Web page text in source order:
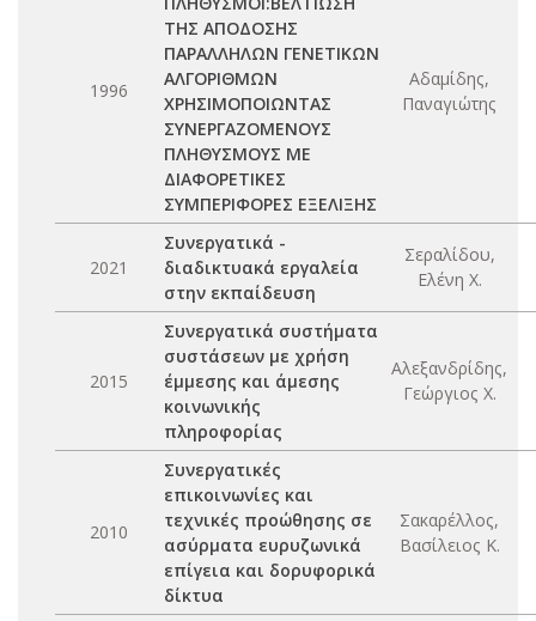
1996
ΤΗΣ ΑΠΟΔΟΣΗΣ
ΠΑΡΑΛΛΗΛΩΝ ΓΕΝΕΤΙΚΩΝ
ΑΛΓΟΡΙΘΜΩΝ
ΧΡΗΣΙΜΟΠΟΙΩΝΤΑΣ
ΣΥΝΕΡΓΑΖΟΜΕΝΟΥΣ
ΠΛΗΘΥΣΜΟΥΣ ΜΕ
ΔΙΑΦΟΡΕΤΙΚΕΣ
ΣΥΜΠΕΡΙΦΟΡΕΣ ΕΞΕΛΙΞΗΣ
Αδαμίδης,
Παναγιώτης
2021
Συνεργατικά -
διαδικτυακά εργαλεία
στην εκπαίδευση
Σεραλίδου,
Ελένη Χ.
2015
Συνεργατικά συστήματα
συστάσεων με χρήση
έμμεσης και άμεσης
κοινωνικής
πληροφορίας
Αλεξανδρίδης,
Γεώργιος Χ.
2010
Συνεργατικές
επικοινωνίες και
τεχνικές προώθησης σε
ασύρματα ευρυζωνικά
επίγεια και δορυφορικά
δίκτυα
Σακαρέλλος,
Βασίλειος Κ.